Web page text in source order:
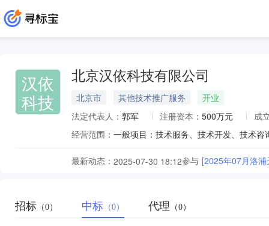
汉依
科技
北京汉依科技有限公司
北京市 其他技术推广服务
开业
法定代表人： 郭军 注册资本： 500万元
成
经营范围：
最新动态： 2025-07-30 18:12参与 [2025年07月洛
招标 （0） 中标 （0） 代理 （0）